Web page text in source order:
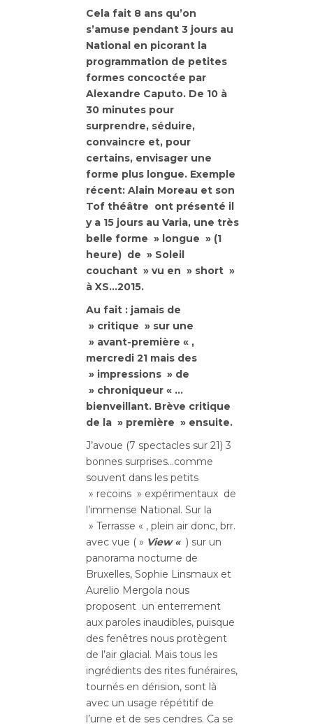
Cela fait 8 ans qu’on
s’amuse pendant 3 jours au
National en picorant la
programmation de petites
formes concoctée par
Alexandre Caputo. De 10 à
30 minutes pour
surprendre, séduire,
convaincre et, pour
certains, envisager une
forme plus longue. Exemple
récent: Alain Moreau et son
Tof théâtre ont présenté il
y a 15 jours au Varia, une très
belle forme » longue » (1
heure) de » Soleil
couchant » vu en » short »
à XS…2015.
Au fait : jamais de
» critique » sur une
» avant-première « ,
mercredi 21 mais des
» impressions » de
» chroniqueur « …
bienveillant. Brève critique
de la » première » ensuite.
J’avoue (7 spectacles sur 21) 3
bonnes surprises…comme
souvent dans les petits
» recoins » expérimentaux de
l’immense National. Sur la
» Terrasse « , plein air donc, brr.
avec vue ( » View « ) sur un
panorama nocturne de
Bruxelles, Sophie Linsmaux et
Aurelio Mergola nous
proposent un enterrement
aux paroles inaudibles, puisque
des fenêtres nous protègent
de l’air glacial. Mais tous les
ingrédients des rites funéraires,
tournés en dérision, sont là
avec un usage répétitif de
l’urne et de ses cendres. Ca se